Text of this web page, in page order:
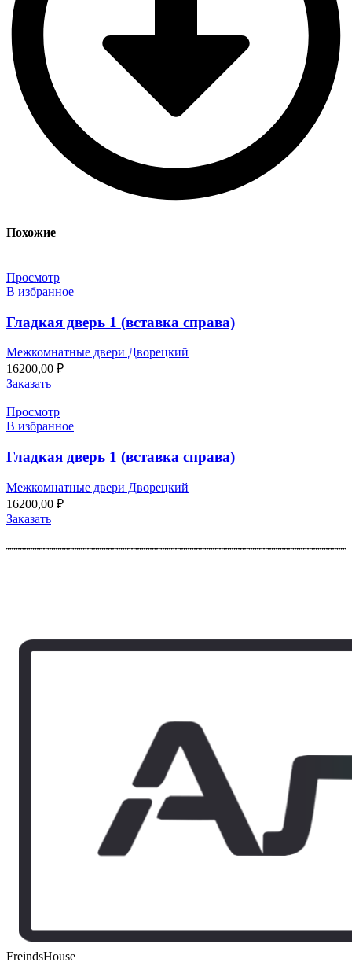
Похожие
Просмотр
В избранное
Гладкая дверь 1 (вставка справа)
Межкомнатные двери Дворецкий
16200,00 ₽
Заказать
Просмотр
В избранное
Гладкая дверь 1 (вставка справа)
Межкомнатные двери Дворецкий
16200,00 ₽
Заказать
FreindsHouse